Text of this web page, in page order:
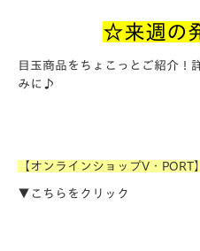
☆来週の
目玉商品をちょこっとご紹介！
みに♪
【オンラインショップV・PORT】
▼こちらをクリック